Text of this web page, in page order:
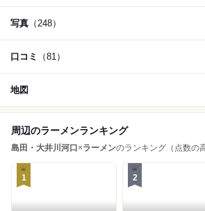
写真 （248）
口コミ （81）
地図
周辺のラーメンランキング
島田・大井川河口 ×ラーメンのランキング（点数の
1 2